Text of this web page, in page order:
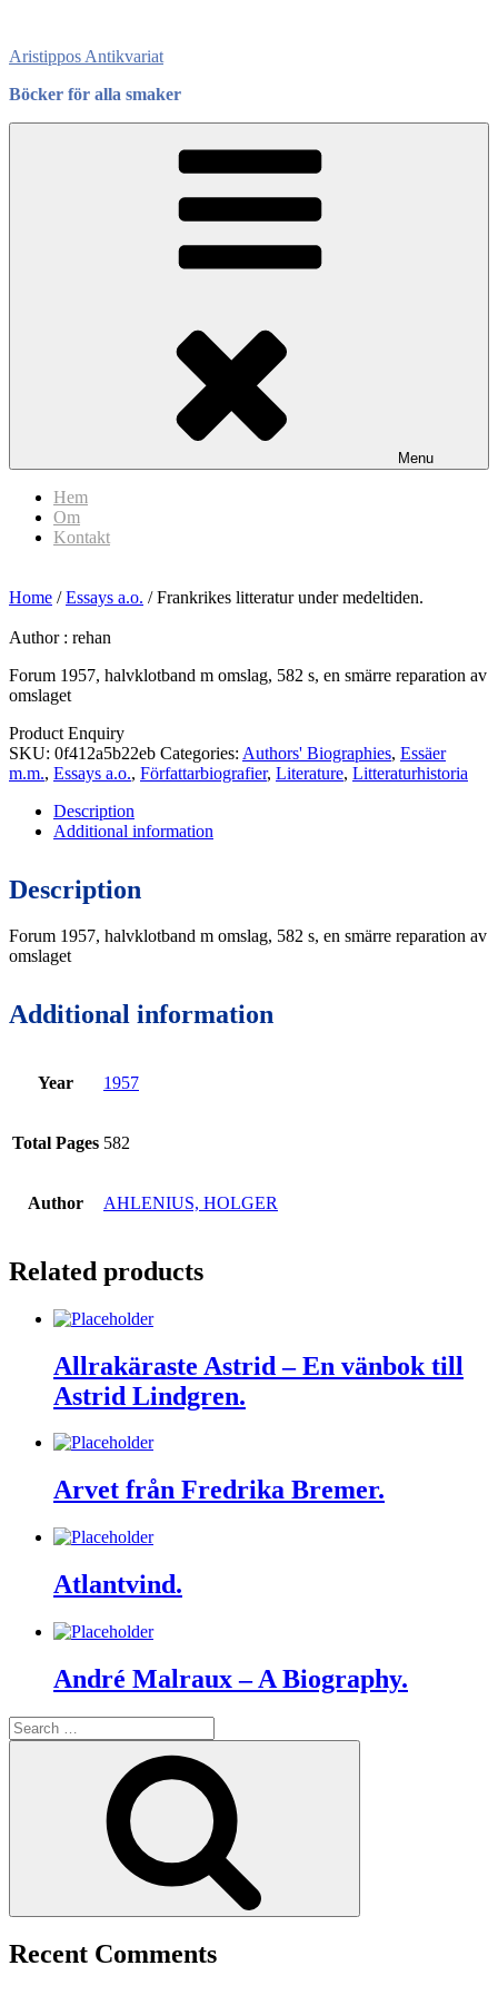
content
Aristippos Antikvariat
Böcker för alla smaker
Menu
Hem
Om
Kontakt
Home /Essays a.o. / Frankrikes litteratur under medeltiden.
Author : rehan
Forum 1957, halvklotband m omslag, 582 s, en smärre reparation av
omslaget
Product Enquiry
SKU: 0f412a5b22eb Categories: Authors' Biographies, Essäer
m.m., Essays a.o., Författarbiografier, Literature, Litteraturhistoria
Description
Additional information
Description
Forum 1957, halvklotband m omslag, 582 s, en smärre reparation av
omslaget
Additional information
Year 1957
Total Pages 582
Author AHLENIUS, HOLGER
Related products
Allrakäraste Astrid – En vänbok till
Astrid Lindgren.
Arvet från Fredrika Bremer.
Atlantvind.
André Malraux – A Biography.
Search
for:
Recent Comments